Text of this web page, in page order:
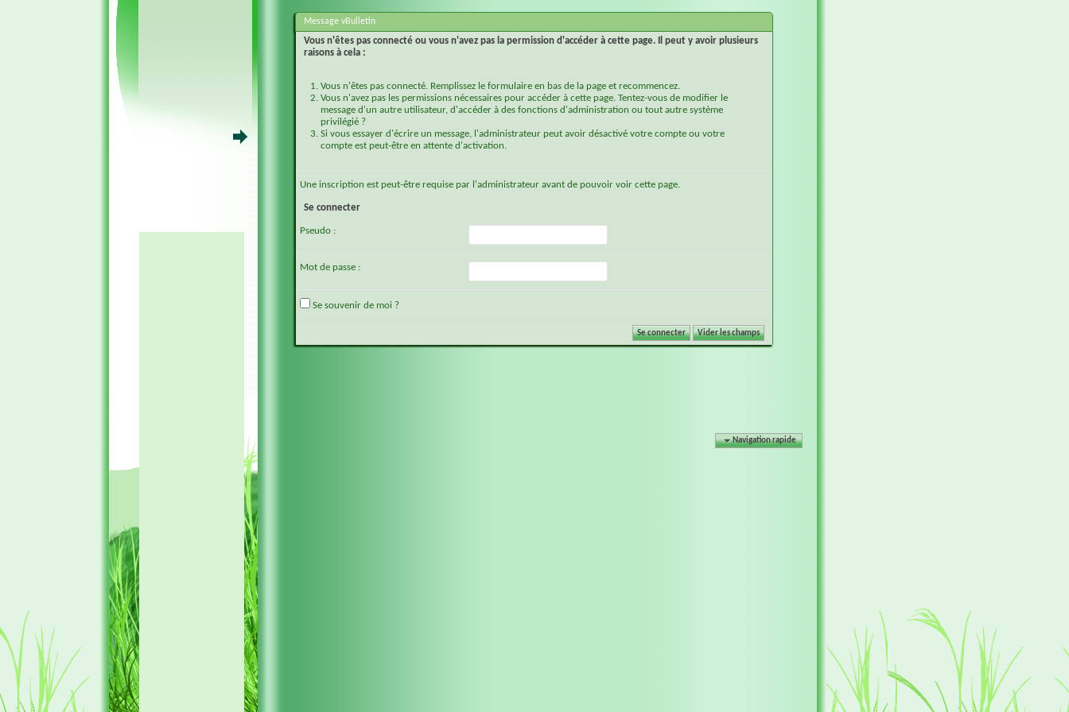
Message vBulletin
Vous n'êtes pas connecté ou vous n'avez pas la permission d'accéder à cette page. Il peut y avoir plusieurs
raisons à cela :
Vous n'êtes pas connecté. Remplissez le formulaire en bas de la page et recommencez.
Vous n'avez pas les permissions nécessaires pour accéder à cette page. Tentez-vous de modifier le
message d'un autre utilisateur, d'accéder à des fonctions d'administration ou tout autre système
privilégié ?
Si vous essayer d'écrire un message, l'administrateur peut avoir désactivé votre compte ou votre
compte est peut-être en attente d'activation.
Une inscription est peut-être requise par l'administrateur avant de pouvoir voir cette page.
Se connecter
Pseudo :
Mot de passe :
Se souvenir de moi ?
Navigation rapide